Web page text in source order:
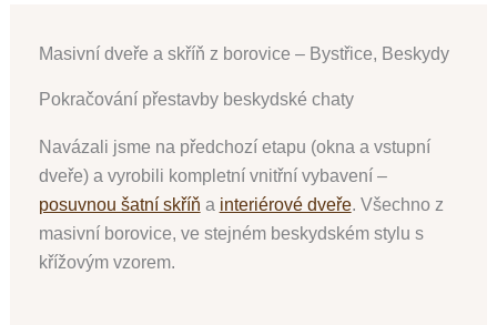
Masivní dveře a skříň z borovice – Bystřice, Beskydy
Pokračování přestavby beskydské chaty
Navázali jsme na předchozí etapu (okna a vstupní
dveře) a vyrobili kompletní vnitřní vybavení –
posuvnou šatní skříň a interiérové dveře. Všechno z
masivní borovice, ve stejném beskydském stylu s
křížovým vzorem.